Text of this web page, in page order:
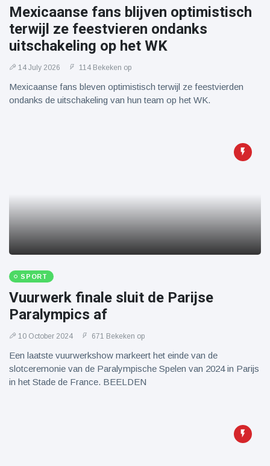
Mexicaanse fans blijven optimistisch
terwijl ze feestvieren ondanks
uitschakeling op het WK
14 July 2026 114 Bekeken op
Mexicaanse fans bleven optimistisch terwijl ze feestvierden
ondanks de uitschakeling van hun team op het WK.
SPORT
Vuurwerk finale sluit de Parijse
Paralympics af
10 October 2024 671 Bekeken op
Een laatste vuurwerkshow markeert het einde van de
slotceremonie van de Paralympische Spelen van 2024 in Parijs
in het Stade de France. BEELDEN